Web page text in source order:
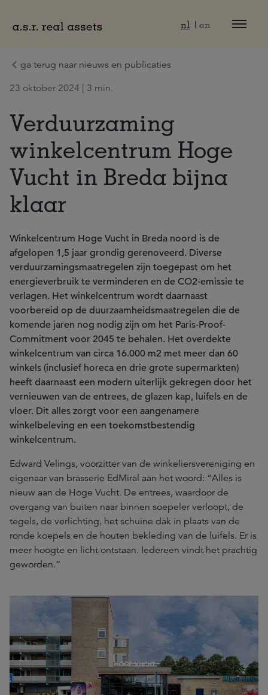
nl en
ga terug naar nieuws en publicaties
23 oktober 2024 | 3 min.
Verduurzaming
winkelcentrum Hoge
Vucht in Breda bijna
klaar
Winkelcentrum Hoge Vucht in Breda noord is de
afgelopen 1,5 jaar grondig gerenoveerd. Diverse
verduurzamingsmaatregelen zijn toegepast om het
energieverbruik te verminderen en de CO2-emissie te
verlagen. Het winkelcentrum wordt daarnaast
voorbereid op de duurzaamheidsmaatregelen die de
komende jaren nog nodig zijn om het Paris-Proof-
Commitment voor 2045 te behalen. Het overdekte
winkelcentrum van circa 16.000 m2 met meer dan 60
winkels (inclusief horeca en drie grote supermarkten)
heeft daarnaast een modern uiterlijk gekregen door het
vernieuwen van de entrees, de glazen kap, luifels en de
vloer. Dit alles zorgt voor een aangenamere
winkelbeleving en een toekomstbestendig
winkelcentrum.
Edward Velings, voorzitter van de winkeliersvereniging en
eigenaar van brasserie EdMiral aan het woord: “Alles is
nieuw aan de Hoge Vucht. De entrees, waardoor de
overgang van buiten naar binnen soepeler verloopt, de
tegels, de verlichting, het schuine dak in plaats van de
ronde koepels en de houten bekleding van de luifels. Er is
meer hoogte en licht ontstaan. Iedereen vindt het prachtig
geworden.”